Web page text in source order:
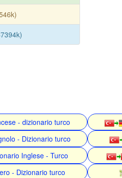
- dizionario turco
- Dizionario turco
Inglese - Turco
- Dizionario turco